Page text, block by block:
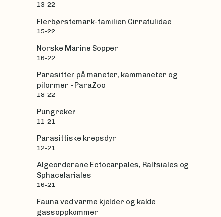
13-22
Flerbørstemark-familien Cirratulidae
15-22
Norske Marine Sopper
16-22
Parasitter på maneter, kammaneter og
pilormer - ParaZoo
18-22
Pungreker
11-21
Parasittiske krepsdyr
12-21
Algeordenane Ectocarpales, Ralfsiales og
Sphacelariales
16-21
Fauna ved varme kjelder og kalde
gassoppkommer